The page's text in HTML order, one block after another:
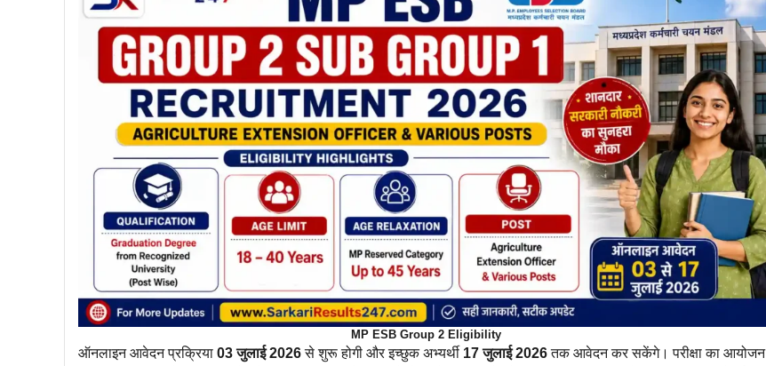
MP ESB Group 2 Eligibility
ऑनलाइन आवेदन प्रक्रिया 03 जुलाई 2026से शुरू होगी और इच्छुक अभ्यर्थी 17 जुलाई 2026तक आवेदन कर सकेंगे। परीक्षा का आयोजन